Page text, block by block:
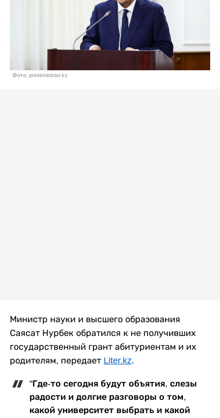
Фото: primeminister.kz
Министр науки и высшего образования
Саясат Нурбек обратился к не получивших
государственный грант абитуриентам и их
родителям, передает Liter.kz.
"Где-то сегодня будут объятия, слезы
радости и долгие разговоры о том,
какой университет выбрать и какой